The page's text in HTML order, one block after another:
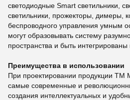
светодиодные Smart светильники,
светильники, прожекторы, димеры,
беспроводного управления умным
могут образовывать систему
пространства и быть
Преимущества в использовании
При проектировании продукции ТМ
самые современные и
создания интеллектуальных и